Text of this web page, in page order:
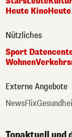
Heute Kino
Nützliches
Sport
Wohnen
Externe Angebote
NewsFlix